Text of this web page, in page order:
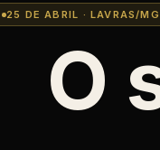
25 DE ABRIL · LAVRAS/
O